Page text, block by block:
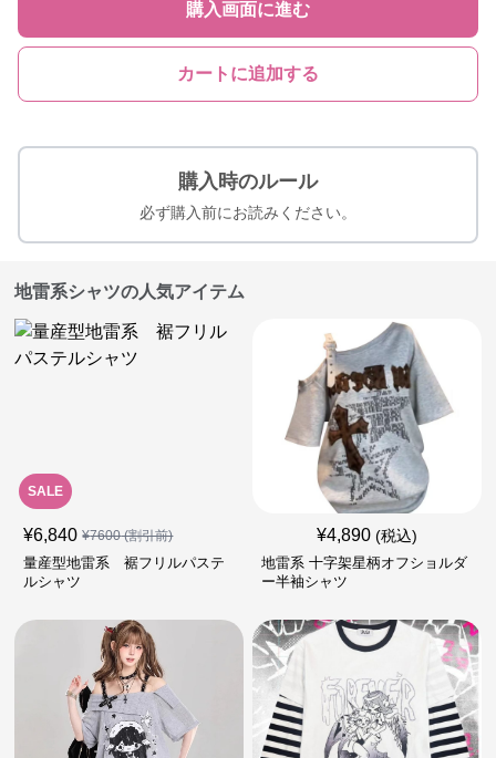
購入画面に進む
カートに追加する
購入時のルール
必ず購入前にお読みください。
地雷系シャツの人気アイテム
SALE
¥6,840 ¥7600(割引前)
量産型地雷系 裾フリルパステ
ルシャツ
¥4,890 (税込)
地雷系 十字架星柄オフショルダ
ー半袖シャツ